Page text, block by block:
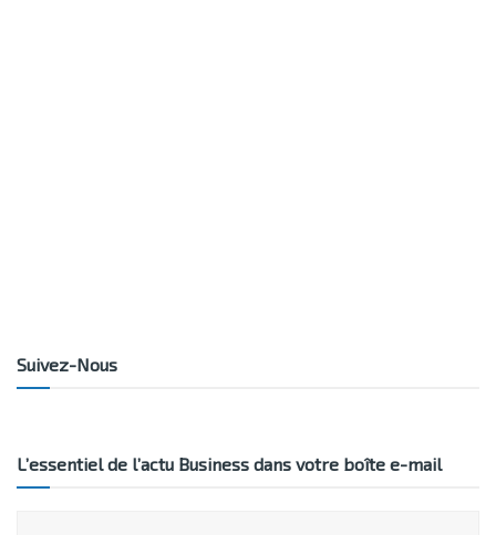
Suivez-Nous
L’essentiel de l’actu Business dans votre boîte e-mail